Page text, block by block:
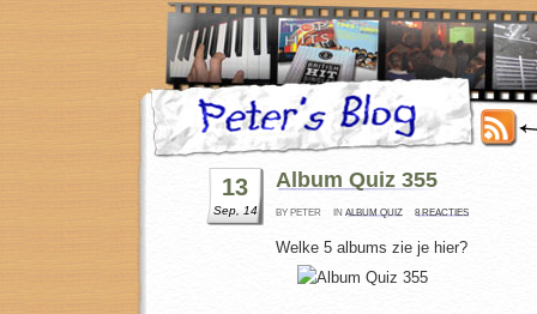
13
Sep, 14
Album Quiz 355
BY PETER IN ALBUM QUIZ 8 REACTIES
Welke 5 albums zie je hier?